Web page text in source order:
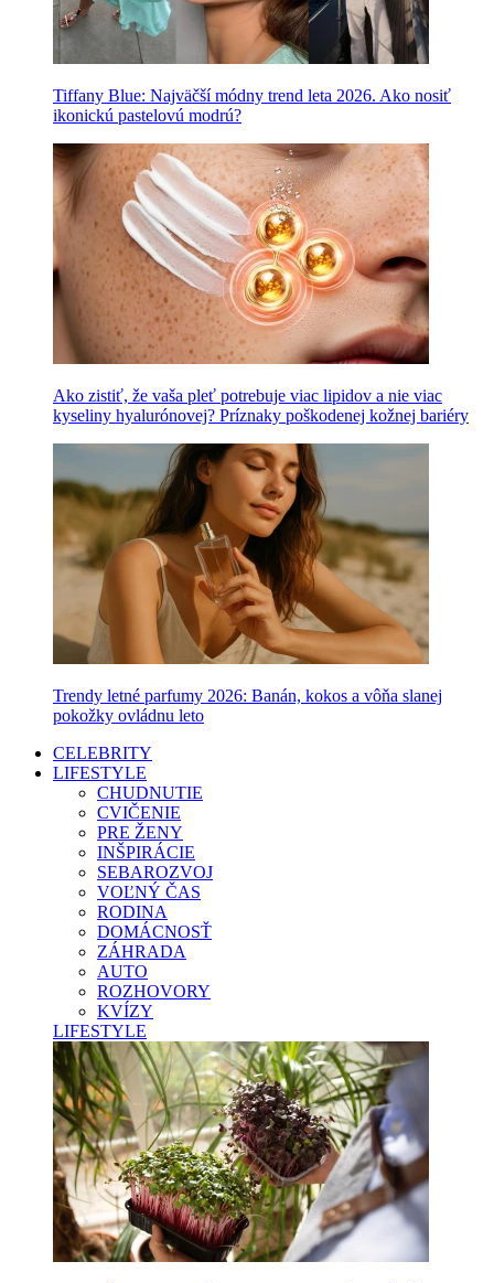
Tiffany Blue: Najväčší módny trend leta 2026. Ako nosiť
ikonickú pastelovú modrú?
Ako zistiť, že vaša pleť potrebuje viac lipidov a nie viac
kyseliny hyalurónovej? Príznaky poškodenej kožnej bariéry
Trendy letné parfumy 2026: Banán, kokos a vôňa slanej
pokožky ovládnu leto
CELEBRITY
LIFESTYLE
CHUDNUTIE
CVIČENIE
PRE ŽENY
INŠPIRÁCIE
SEBAROZVOJ
VOĽNÝ ČAS
RODINA
DOMÁCNOSŤ
ZÁHRADA
AUTO
ROZHOVORY
KVÍZY
LIFESTYLE